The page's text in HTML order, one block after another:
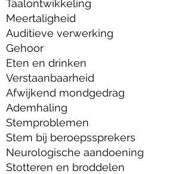
Taalontwikkeling
Meertaligheid
Auditieve verwerking
Gehoor
Eten en drinken
Verstaanbaarheid
Afwijkend mondgedrag
Ademhaling
Stemproblemen
Stem bij beroepssprekers
Neurologische aandoening
Stotteren en broddelen